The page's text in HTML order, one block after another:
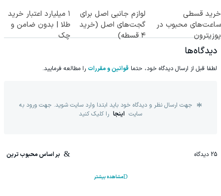
خرید قسطی
ساعت‌های محبوب در
پوزیترون
لوازم جانبی اصل برای
گجت‌های اصل (خرید
۴ قسطه)
۱ میلیارد اعتبار خرید
طلا | بدون ضامن و
چک
دیدگاه‌ها
لطفا قبل از ارسال دیدگاه خود، حتما قوانین و مقررات را مطالعه فرمایید.
جهت ارسال نظر و دیدگاه خود باید ابتدا وارد سایت شوید. جهت ورود به
سایت اینجا را کلیک کنید
25 دیدگاه بر اساس محبوب ترین
مشاهده بیشتر